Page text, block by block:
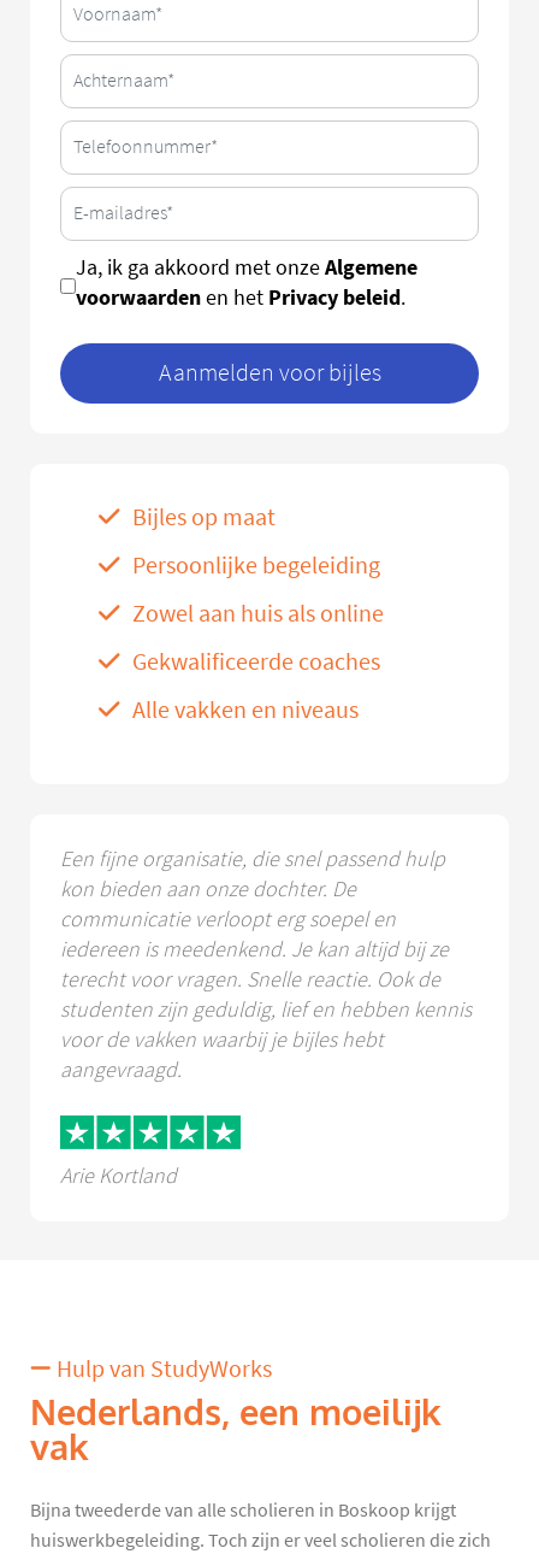
Ja, ik ga akkoord met onzeAlgemene
voorwaardenen het Privacy beleid.
Aanmelden voor bijles
Bijles op maat
Persoonlijke begeleiding
Zowel aan huis als online
Gekwalificeerde coaches
Alle vakken en niveaus
Een fijne organisatie, die snel passend hulp
kon bieden aan onze dochter. De
communicatie verloopt erg soepel en
iedereen is meedenkend. Je kan altijd bij ze
terecht voor vragen. Snelle reactie. Ook de
studenten zijn geduldig, lief en hebben kennis
voor de vakken waarbij je bijles hebt
aangevraagd.
Arie Kortland
Hulp van StudyWorks
Nederlands, een moeilijk
vak
Bijna tweederde van alle scholieren in Boskoop krijgt
huiswerkbegeleiding. Toch zijn er veel scholieren die zich